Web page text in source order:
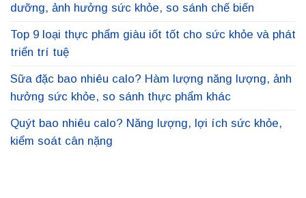
dưỡng, ảnh hưởng sức khỏe, so sánh chế biến
Top 9 loại thực phẩm giàu iốt tốt cho sức khỏe và phát
triển trí tuệ
Sữa đặc bao nhiêu calo? Hàm lượng năng lượng, ảnh
hưởng sức khỏe, so sánh thực phẩm khác
Quýt bao nhiêu calo? Năng lượng, lợi ích sức khỏe,
kiểm soát cân nặng